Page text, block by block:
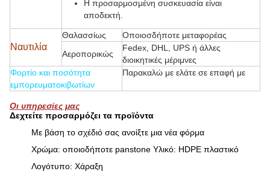
Η προσαρμοσμένη συσκευασία είναι
αποδεκτή.
Ναυτιλία
Θαλασσίως
Οποιοσδήποτε μεταφορέας
Αεροπορικώς
Fedex, DHL, UPS ή άλλες
διοικητικές μέριμνες
Φορτίο και ποσότητα
εμπορευματοκιβωτίων
Παρακαλώ με ελάτε σε επαφή με
Οι υπηρεσίες μας
Δεχτείτε προσαρμόζει τα προϊόντα
Με βάση το σχέδιό σας ανοίξτε μια νέα φόρμα
Χρώμα: οποιοδήποτε panstone Υλικό: HDPE πλαστικό
Λογότυπο: Χάραξη